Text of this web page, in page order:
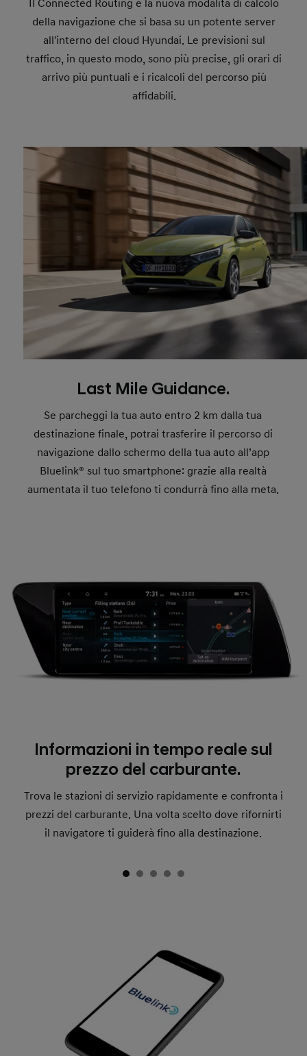
Il Connected Routing è la nuova modalità di calcolo
della navigazione che si basa su un potente server
all'interno del cloud Hyundai. Le previsioni sul
traffico, in questo modo, sono più precise, gli orari di
arrivo più puntuali e i ricalcoli del percorso più
affidabili.
Last Mile Guidance.
Se parcheggi la tua auto entro 2 km dalla tua
destinazione finale, potrai trasferire il percorso di
navigazione dallo schermo della tua auto all’app
Bluelink® sul tuo smartphone: grazie alla realtà
aumentata il tuo telefono ti condurrà fino alla meta.
Informazioni in tempo reale sul
prezzo del carburante.
Trova le stazioni di servizio rapidamente e confronta i
prezzi del carburante. Una volta scelto dove rifornirti
il navigatore ti guiderà fino alla destinazione.